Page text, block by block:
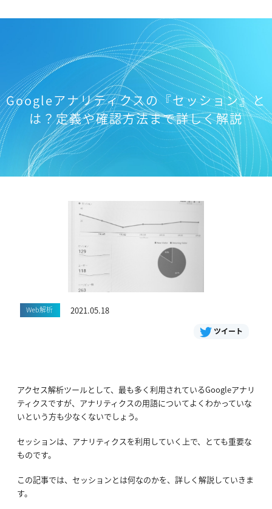
Googleアナリティクスの『セッション』と
は？定義や確認方法まで詳しく解説
Web解析 2021.05.18
ツイート
アクセス解析ツールとして、最も多く利用されているGoogleアナリ
ティクスですが、アナリティクスの用語についてよくわかっていな
いという方も少なくないでしょう。
セッションは、アナリティクスを利用していく上で、とても重要な
ものです。
この記事では、セッションとは何なのかを、詳しく解説していきま
す。